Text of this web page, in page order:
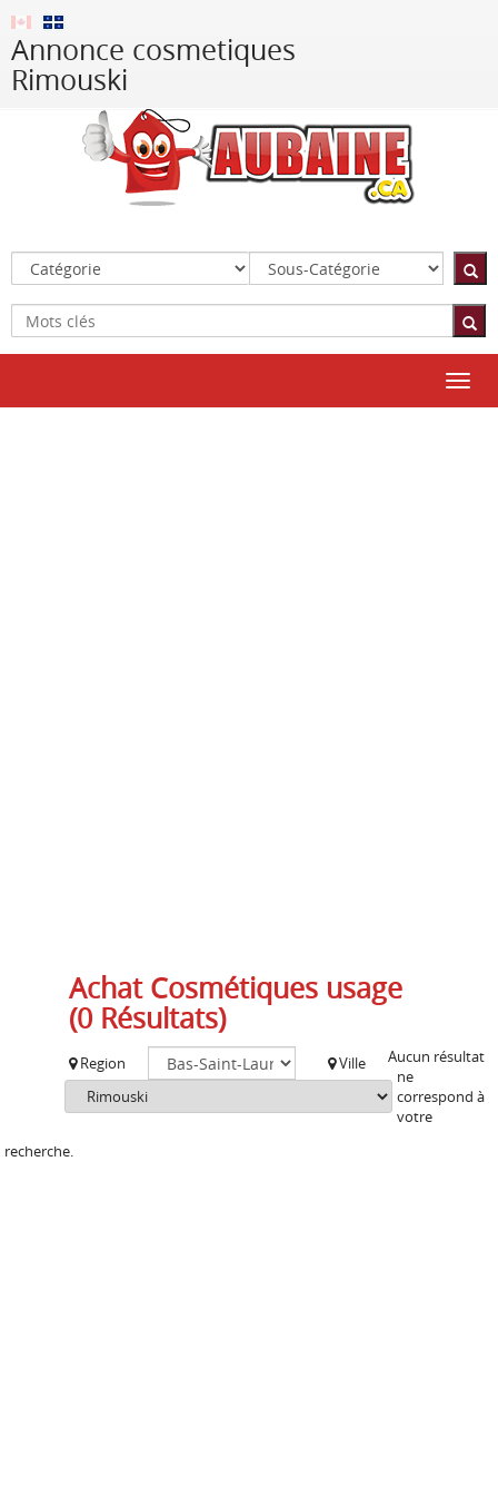
Annonce cosmetiques
Rimouski
Toggle
Achat Cosmétiques usage
(0 Résultats)
Region Ville
Aucun résultat
ne
correspond à
votre
recherche.